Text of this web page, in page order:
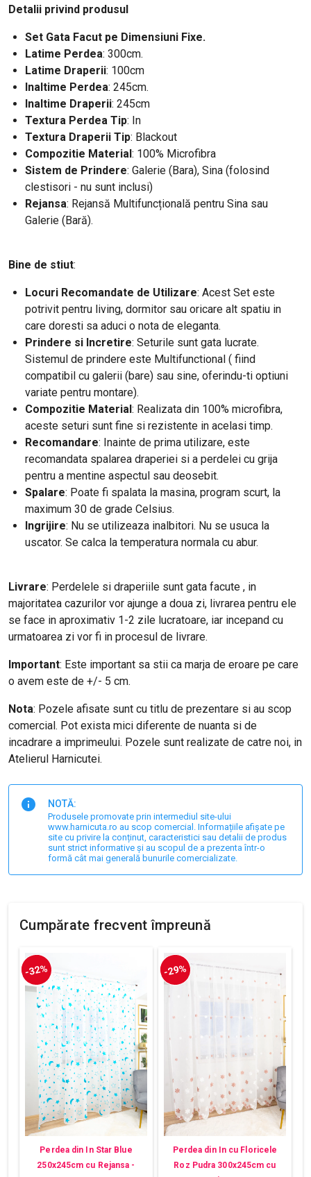
Detalii privind produsul
Set Gata Facut pe Dimensiuni Fixe.
Latime Perdea: 300cm.
Latime Draperii: 100cm
Inaltime Perdea: 245cm.
Inaltime Draperii: 245cm
Textura Perdea Tip: In
Textura Draperii Tip: Blackout
Compozitie Material: 100% Microfibra
Sistem de Prindere: Galerie (Bara), Sina (folosind
clestisori - nu sunt inclusi)
Rejansa: Rejansă Multifuncțională pentru Sina sau
Galerie (Bară).
Bine de stiut:
Locuri Recomandate de Utilizare: Acest Set este
potrivit pentru living, dormitor sau oricare alt spatiu in
care doresti sa aduci o nota de eleganta.
Prindere si Incretire: Seturile sunt gata lucrate.
Sistemul de prindere este Multifunctional ( fiind
compatibil cu galerii (bare) sau sine, oferindu-ti optiuni
variate pentru montare).
Compozitie Material: Realizata din 100% microfibra,
aceste seturi sunt fine si rezistente in acelasi timp.
Recomandare: Inainte de prima utilizare, este
recomandata spalarea draperiei si a perdelei cu grija
pentru a mentine aspectul sau deosebit.
Spalare: Poate fi spalata la masina, program scurt, la
maximum 30 de grade Celsius.
Ingrijire: Nu se utilizeaza inalbitori. Nu se usuca la
uscator. Se calca la temperatura normala cu abur.
Livrare: Perdelele si draperiile sunt gata facute , in
majoritatea cazurilor vor ajunge a doua zi, livrarea pentru ele
se face in aproximativ 1-2 zile lucratoare, iar incepand cu
urmatoarea zi vor fi in procesul de livrare.
Important: Este important sa stii ca marja de eroare pe care
o avem este de +/- 5 cm.
Nota: Pozele afisate sunt cu titlu de prezentare si au scop
comercial. Pot exista mici diferente de nuanta si de
incadrare a imprimeului. Pozele sunt realizate de catre noi, in
Atelierul Harnicutei.
NOTĂ:
Produsele promovate prin intermediul site-ului
www.harnicuta.ro au scop comercial. Informațiile afișate pe
site cu privire la conținut, caracteristici sau detalii de produs
sunt strict informative și au scopul de a prezenta într-o
formă cât mai generală bunurile comercializate.
Cumpărate frecvent împreună
-32%
Perdea din In Star Blue
250x245cm cu Rejansa -
-29%
Perdea din In cu Floricele
Roz Pudra 300x245cm cu